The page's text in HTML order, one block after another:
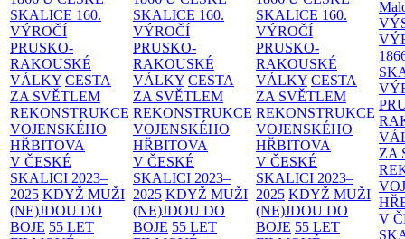
SKALICE 160.
VÝROČÍ
PRUSKO-
RAKOUSKÉ
VÁLKY CESTA
ZA SVĚTLEM
REKONSTRUKCE
VOJENSKÉHO
HŘBITOVA
V ČESKÉ
SKALICI 2023–
2025 KDYŽ MUŽI
(NE)JDOU DO
BOJE 55 LET
SKALICE 160.
VÝROČÍ
PRUSKO-
RAKOUSKÉ
VÁLKY CESTA
ZA SVĚTLEM
REKONSTRUKCE
VOJENSKÉHO
HŘBITOVA
V ČESKÉ
SKALICI 2023–
2025 KDYŽ MUŽI
(NE)JDOU DO
BOJE 55 LET
SKALICE 160.
VÝROČÍ
PRUSKO-
RAKOUSKÉ
VÁLKY CESTA
ZA SVĚTLEM
REKONSTRUKCE
VOJENSKÉHO
HŘBITOVA
V ČESKÉ
SKALICI 2023–
2025 KDYŽ MUŽI
(NE)JDOU DO
BOJE 55 LET
ZA
V